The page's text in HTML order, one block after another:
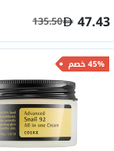
47.43
135.50
45% خصم